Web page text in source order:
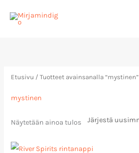
sisältöön
Etusivu / Tuotteet avainsanalla “mystinen”
mystinen
Näytetään ainoa tulos